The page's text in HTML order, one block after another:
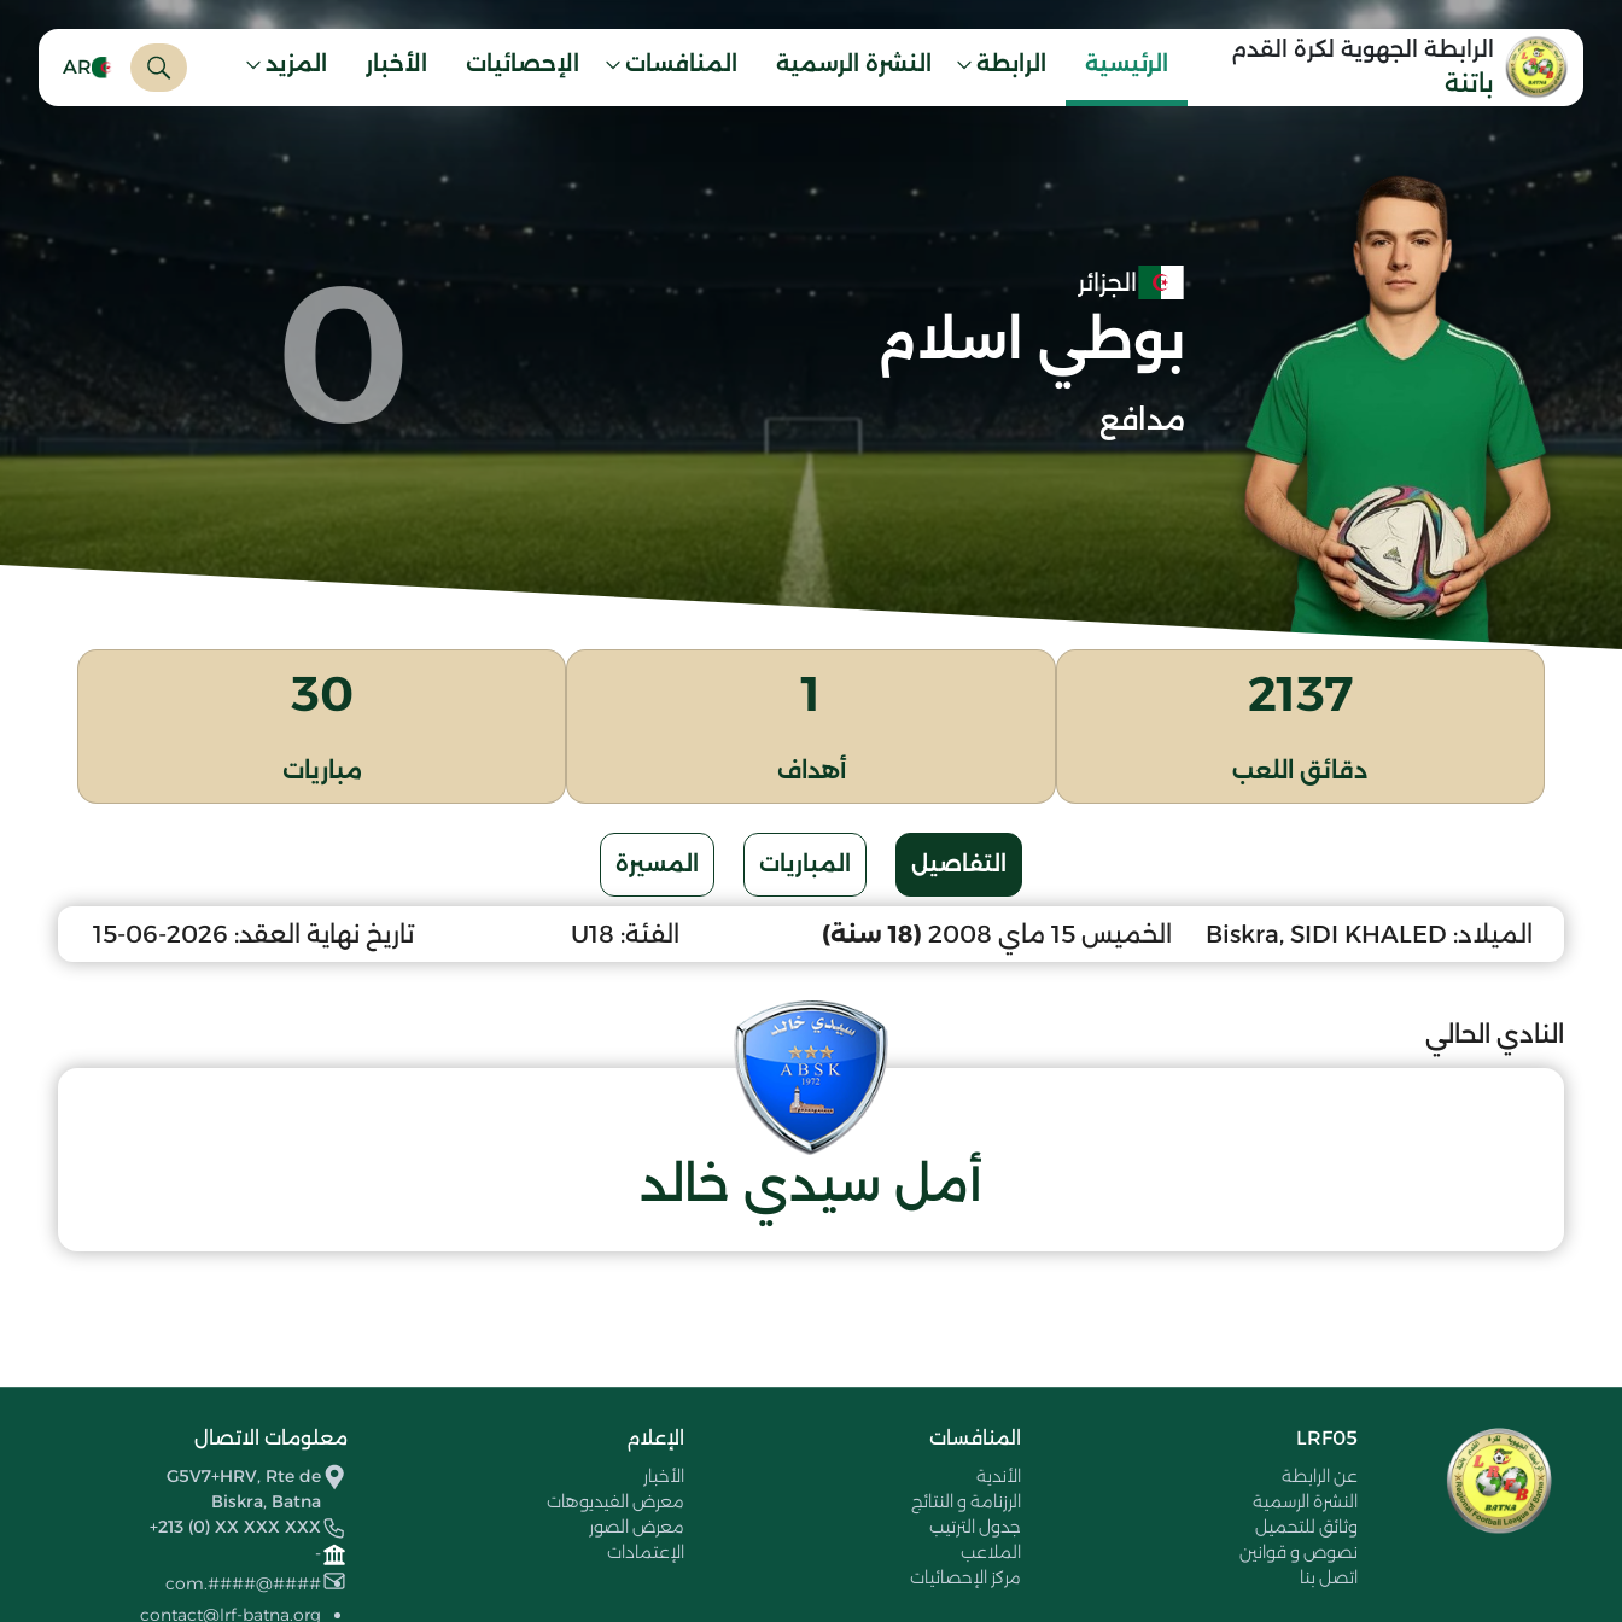
الرابطة الجهوية لكرة القدم
باتنة
الرئيسية الرابطة النشرة الرسمية المنافسات الإحصائيات الأخبار المزيد AR
الجزائر
بوطي اسلام
مدافع 0
2137
دقائق اللعب
1
أهداف
30
مباريات
التفاصيل المباريات المسيرة
الميلاد: Biskra, SIDI KHALED الخميس 15 ماي 2008 (18 سنة) الفئة: U18 تاريخ نهاية العقد: 2026-06-15
النادي الحالي
أمل سيدي خالد
LRF05
عن الرابطة
النشرة الرسمية
وثائق للتحميل
نصوص و قوانين
اتصل بنا
المنافسات
الأندية
الرزنامة و النتائج
جدول الترتيب
الملاعب
مركز الإحصائيات
الإعلام
الأخبار
معرض الفيديوهات
معرض الصور
الإعتمادات
معلومات الاتصال
G5V7+HRV, Rte de
Biskra, Batna
+213 (0) XX XXX XXX
-
####@####.com
contact@lrf-batna.org